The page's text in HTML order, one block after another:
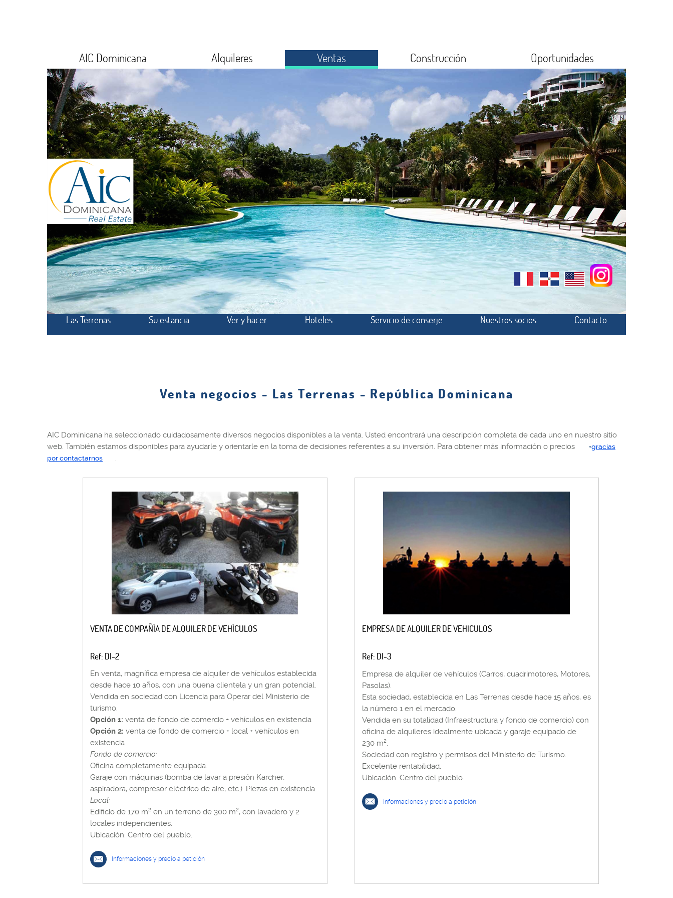
AIC Dominicana Alquileres Ventas Construcción Oportunidades
Las Terrenas Su estancia Ver y hacer Hoteles Servicio de conserje Nuestros socios Contacto
Venta negocios - Las Terrenas - República Dominicana
AIC Dominicana ha seleccionado cuidadosamente diversos negocios disponibles a la venta. Usted encontrará una descripción completa de cada uno en nuestro sitio
web. También estamos disponibles para ayudarle y orientarle en la toma de decisiones referentes a su inversión. Para obtener más información o precios
gracias
por contactarnos
.
VENTA DE COMPAÑÍA DE ALQUILER DE VEHÍCULOS
Ref: DI-2
En venta, magnífica empresa de alquiler de vehículos establecida
desde hace 10 años, con una buena clientela y un gran potencial.
Vendida en sociedad con Licencia para Operar del Ministerio de
turismo.
Opción 1: venta de fondo de comercio + vehículos en existencia
Opción 2: venta de fondo de comercio + local + vehículos en
existencia
Fondo de comercio:
Oficina completamente equipada.
Garaje con máquinas (bomba de lavar a presión Karcher,
aspiradora, compresor eléctrico de aire, etc.). Piezas en existencia.
Local:
Edificio de 170 m² en un terreno de 300 m², con lavadero y 2
locales independientes.
Ubicación: Centro del pueblo.
Informaciones y precio a petición
EMPRESA DE ALQUILER DE VEHICULOS
Ref: DI-3
Empresa de alquiler de vehículos (Carros, cuadrimotores, Motores,
Pasolas).
Esta sociedad, establecida en Las Terrenas desde hace 15 años, es
la número 1 en el mercado.
Vendida en su totalidad (Infraestructura y fondo de comercio) con
oficina de alquileres idealmente ubicada y garaje equipado de
230 m².
Sociedad con registro y permisos del Ministerio de Turismo.
Excelente rentabilidad.
Ubicación: Centro del pueblo.
Informaciones y precio a petición